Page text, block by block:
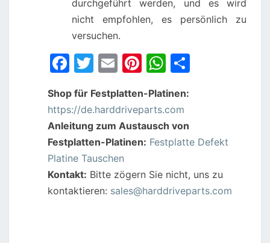
durchgeführt werden, und es wird
nicht empfohlen, es persönlich zu
versuchen.
F
c
e
b
o
o
k
T
itt
er
E
ai
l
Pi
er
e
st
W
at
s
A
p
Shop für Festplatten-Platinen:
https://de.harddriveparts.com
Anleitung zum Austausch von
Festplatten-Platinen: Festplatte Defekt
Platine Tauschen
Kontakt: Bitte zögern Sie nicht, uns zu
kontaktieren: sales@harddriveparts.com